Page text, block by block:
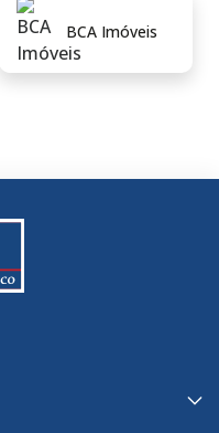
BCA Imóveis